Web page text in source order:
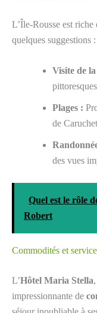
L’Île-Rousse est
quelques suggestions :
Visite de
Plages :
de
des vues
Quel est le rôle
Robert
Commodités et
L’Hôtel Maria Stella
impressionnante de